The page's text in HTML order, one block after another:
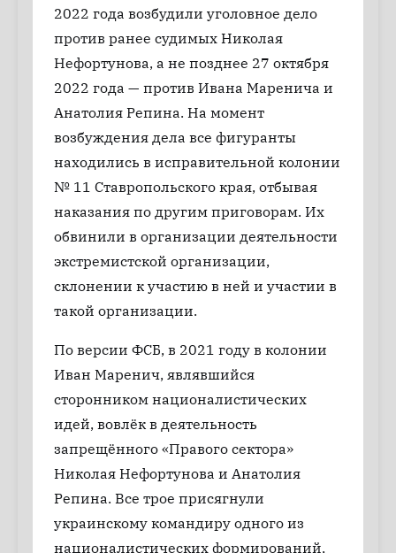
2022 года возбудили уголовное дело
против ранее судимых Николая
Нефортунова, а не позднее 27 октября
2022 года — против Ивана Маренича и
Анатолия Репина. На момент
возбуждения дела все фигуранты
находились в исправительной колонии
№ 11 Ставропольского края, отбывая
наказания по другим приговорам. Их
обвинили в организации деятельности
экстремистской организации,
склонении к участию в ней и участии в
такой организации.
По версии ФСБ, в 2021 году в колонии
Иван Маренич, являвшийся
сторонником националистических
идей, вовлёк в деятельность
запрещённого «Правого сектора»
Николая Нефортунова и Анатолия
Репина. Все трое присягнули
украинскому командиру одного из
националистических формирований,